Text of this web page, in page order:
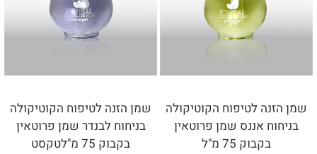
שמן הזנה לטיפוח הקוטיקולה
בניחוח אננס שמן פרוטאין
בקבוק 75 מ"ל
שמן הזנה לטיפוח הקוטיקולה
בניחוח לבנדר שמן פרוטאין
בקבוק 75 מ"לטקסט